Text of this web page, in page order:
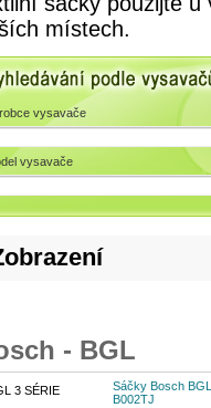
místech.
Vyhledávání podle
vysavače
vysavače
- BGL
3 SÉRIE
Sáčky Bosch
B002TJ